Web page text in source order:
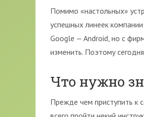
Помимо «настольных»
успешных линеек
Google — Android, но с
изменить. Поэтому
Что нужно
Прежде чем приступить к